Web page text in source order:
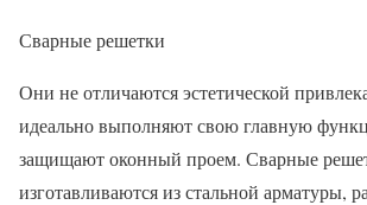
Сварные решетки
Они не отличаются эстетической
идеально выполняют свою главную
защищают оконный проем. Сварные
изготавливаются из стальной арматуры,